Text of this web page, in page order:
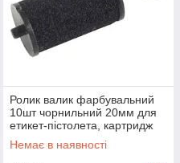
Ролик валик фарбувальний
10шт чорнильний 20мм для
етикет-пістолета, картридж
Немає в наявності